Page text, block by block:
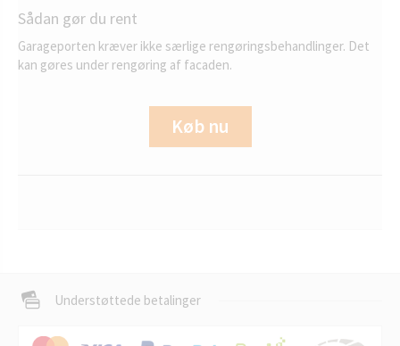
Sådan gør du rent
Garageporten kræver ikke særlige rengøringsbehandlinger. Det
kan gøres under rengøring af facaden.
Køb nu
Understøttede betalinger